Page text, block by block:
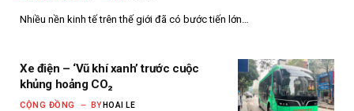
Nhiều nền kinh tế trên thế giới đã có bước tiến lớn…
Xe điện – ‘Vũ khí xanh’ trước cuộc
khủng hoảng CO₂
CỘNG ĐỒNG BY HOAI LE